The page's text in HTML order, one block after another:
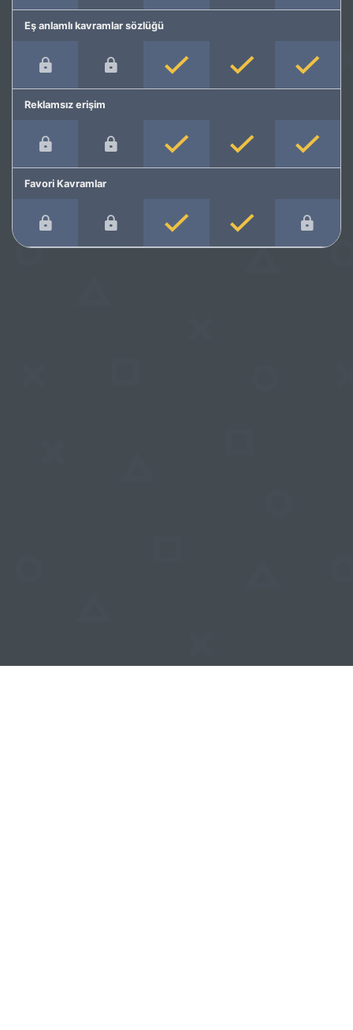
Eş anlamlı kavramlar sözlüğü
Reklamsız erişim
Favori Kavramlar